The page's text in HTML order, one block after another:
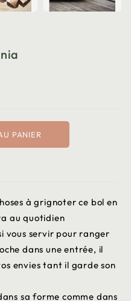
PANIER
à grignoter ce bol en
au quotidien
vous servir pour ranger
dans une entrée, il
envies tant il garde son
sa forme comme dans